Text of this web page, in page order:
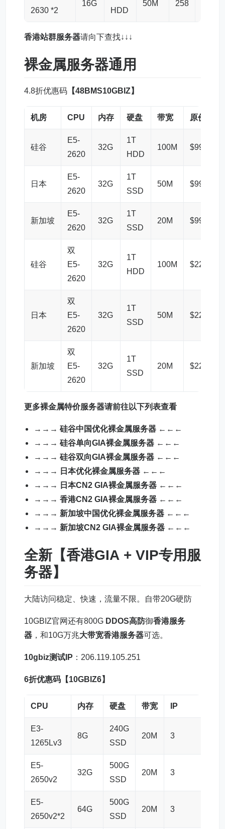
2630 *2
16G
HDD
50M 258
香港站群服务器请向下查找↓↓↓
裸金属服务器通用
4.8折优惠码 【48BMS10GBIZ】
机房 CPU 内存 硬盘 带宽 原价
硅谷
E5-
2620
32G
1T
HDD
100M $99.00
日本
E5-
2620
32G
1T
SSD
50M $99.00
新加坡
E5-
2620
32G
1T
SSD
20M $99.00
硅谷
双
E5-
2620
32G
1T
HDD
100M $222.00
日本
双
E5-
2620
32G
1T
SSD
50M $222.00
新加坡
双
E5-
2620
32G
1T
SSD
20M $222.00
更多裸金属特价服务器请前往以下列表查看
→→→硅谷中国优化裸金属服务器 ←←←
→→→硅谷单向GIA裸金属服务器 ←←←
→→→硅谷双向GIA裸金属服务器 ←←←
→→→
日本优化裸金属服务器 ←←←
→→→
日本CN2 GIA裸金属服务器 ←←←
→→→香港CN2 GIA裸金属服务器 ←←←
→→→ 新加坡中国优化裸金属服务器 ←←←
→→→ 新加坡CN2 GIA裸金属服务器 ←←←
全新【香港GIA + VIP专用服
务器】
大陆访问稳定、快速，流量不限。自带20G硬防
10GBIZ官网还有800G DDOS高防御香港服务
器 ，和10G万兆大带宽香港服务器可选。
10gbiz测试IP ：206.119.105.251
6折优惠码【10GBIZ6】
CPU 内存 硬盘 带宽 IP
E3-
1265Lv3
8G
240G
SSD
20M 3
E5-
2650v2
32G
500G
SSD
20M 3
E5-
2650v2*2
64G
500G
SSD
20M 3